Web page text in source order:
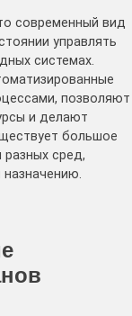
современный вид
управлять
системах.
позволяют
и делают
большое
разных сред,
назначению.